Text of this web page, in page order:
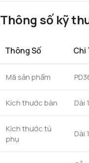
Thông số kỹ
Thông Số Chi
Mã sản phẩm
Kích thước bàn Dài
Kích thước tủ
phụ
Dài